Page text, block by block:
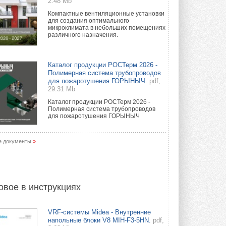
Компактные вентиляционные установки
для создания оптимального
микроклимата в небольших помещениях
различного назначения.
Каталог продукции РОСТерм 2026 -
Полимерная система трубопроводов
для пожаротушения ГОРЫНЫЧ.
pdf,
29.31 Mb
Каталог продукции РОСТерм 2026 -
Полимерная система трубопроводов
для пожаротушения ГОРЫНЫЧ
документы »
в инструкциях
VRF-системы Midea - Внутренние
напольные блоки V8 MIH-F3-5HN. pdf,